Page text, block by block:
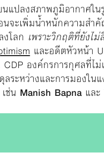
แปลงสภาพภูมิอากาศใ
จะเพิ่มน้ำหนักความส
โลก เพราะวิกฤติที่ยังไ
และอดีตหัวหน้า
CDP องค์กรการกุศลที่ไ
ะหว่างและการมองใน
ช่น Manish Bapna และ